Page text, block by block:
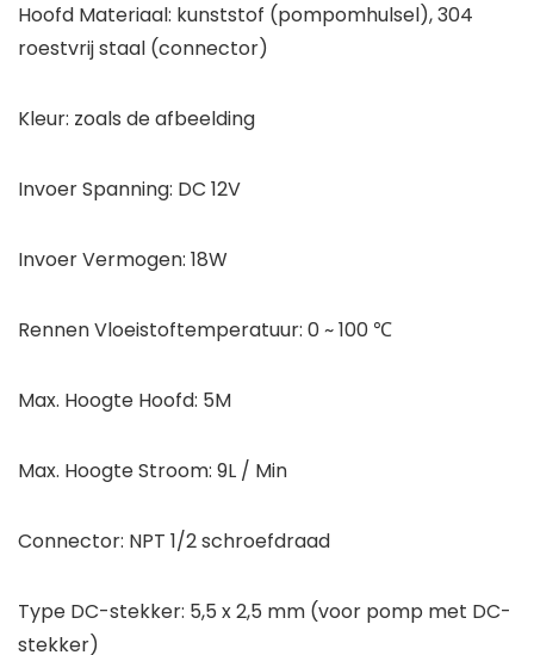
Hoofd Materiaal: kunststof (pompomhulsel), 304
roestvrij staal (connector)
Kleur: zoals de afbeelding
Invoer Spanning: DC 12V
Invoer Vermogen: 18W
Rennen Vloeistoftemperatuur: 0 ~ 100 ℃
Max. Hoogte Hoofd: 5M
Max. Hoogte Stroom: 9L / Min
Connector: NPT 1/2 schroefdraad
Type DC-stekker: 5,5 x 2,5 mm (voor pomp met DC-
stekker)